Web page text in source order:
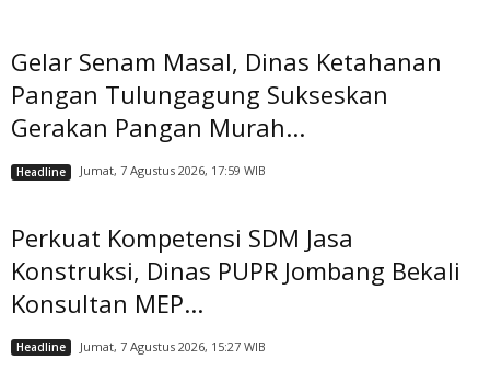
Gelar Senam Masal, Dinas Ketahanan
Pangan Tulungagung Sukseskan
Gerakan Pangan Murah...
Headline Jumat, 7 Agustus 2026, 17:59 WIB
Perkuat Kompetensi SDM Jasa
Konstruksi, Dinas PUPR Jombang Bekali
Konsultan MEP...
Headline Jumat, 7 Agustus 2026, 15:27 WIB